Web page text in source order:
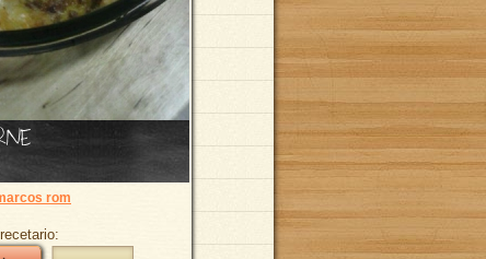
rom